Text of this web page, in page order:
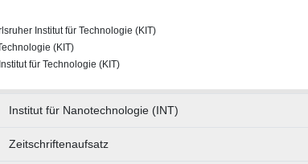
Institut für Technologie (KIT)
(KIT)
für Technologie (KIT)
Institut für Nanotechnologie (INT)
Zeitschriftenaufsatz